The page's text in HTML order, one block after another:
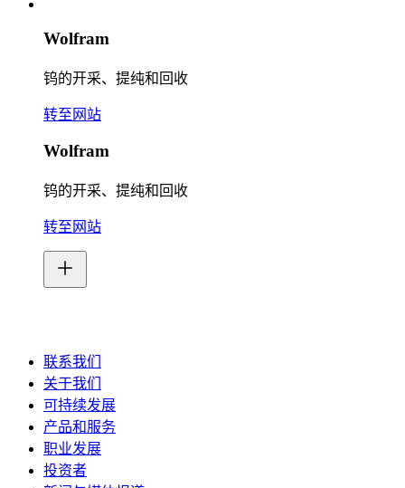
Wolfram
钨的开采、提纯和回收
转至网站
Wolfram
钨的开采、提纯和回收
转至网站
联系我们
关于我们
可持续发展
产品和服务
职业发展
投资者